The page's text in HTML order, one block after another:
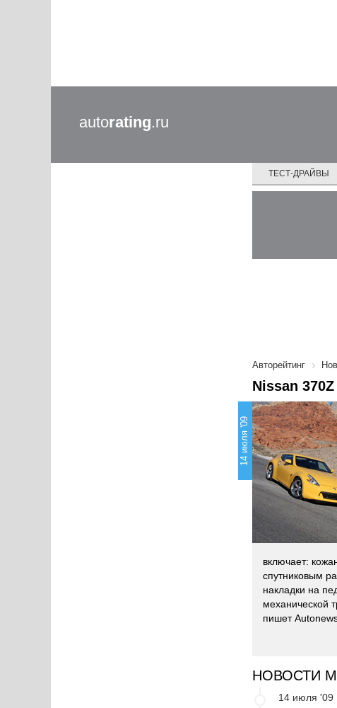
autorating.ru
ТЕСТ-ДРАЙВЫ
Авторейтинг
Nissan
14 июля '09
включает:
спутниковым
накладки на
механической
пишет
НОВОСТИ
14 июля '09